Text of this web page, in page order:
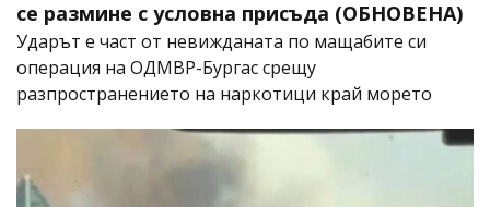
се размине с условна присъда (ОБНОВЕНА)
Ударът е част от невижданата по мащабите си
операция на ОДМВР-Бургас срещу
разпространението на наркотици край морето